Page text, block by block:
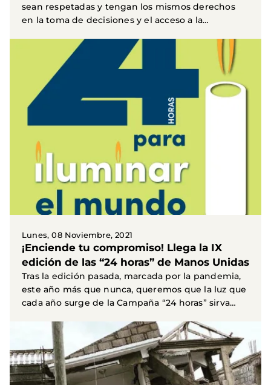
sean respetadas y tengan los mismos derechos
en la toma de decisiones y el acceso a la
Lunes, 08 Noviembre, 2021
¡Enciende tu compromiso! Llega la IX
edición de las “24 horas” de Manos Unidas
Tras la edición pasada, marcada por la pandemia,
este año más que nunca, queremos que la luz que
cada año surge de la Campaña “24 horas” sirva